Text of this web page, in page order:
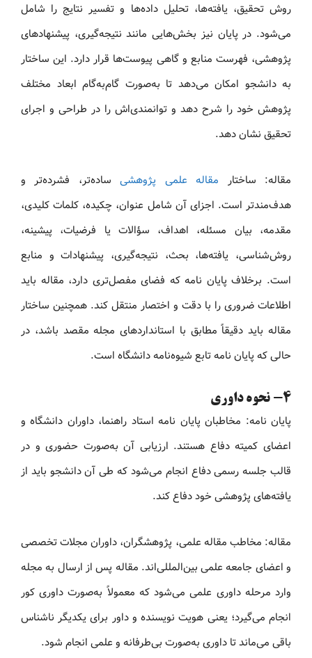
روش تحقیق، یافته‌ها، تحلیل داده‌ها و تفسیر نتایج را شامل
می‌شود. در پایان نیز بخش‌هایی مانند نتیجه‌گیری، پیشنهادهای
پژوهشی، فهرست منابع و گاهی پیوست‌ها قرار دارد. این ساختار
به دانشجو امکان می‌دهد تا به‌صورت گام‌به‌گام ابعاد مختلف
پژوهش خود را شرح دهد و توانمندی‌اش را در طراحی و اجرای
تحقیق نشان دهد.
مقاله: ساختار مقاله علمی پژوهشیساده‌تر، فشرده‌تر و
هدف‌مندتر است. اجزای آن شامل عنوان، چکیده، کلمات کلیدی،
مقدمه، بیان مسئله، اهداف، سؤالات یا فرضیات، پیشینه،
روش‌شناسی، یافته‌ها، بحث، نتیجه‌گیری، پیشنهادات و منابع
است. برخلاف پایان نامه که فضای مفصل‌تری دارد، مقاله باید
اطلاعات ضروری را با دقت و اختصار منتقل کند. همچنین ساختار
مقاله باید دقیقاً مطابق با استانداردهای مجله مقصد باشد، در
حالی که پایان نامه تابع شیوه‌نامه دانشگاه است.
4- نحوه داوری
پایان نامه: مخاطبان پایان نامه استاد راهنما، داوران دانشگاه و
اعضای کمیته دفاع هستند. ارزیابی آن به‌صورت حضوری و در
قالب جلسه رسمی دفاع انجام می‌شود که طی آن دانشجو باید از
یافته‌های پژوهشی خود دفاع کند.
مقاله: مخاطب مقاله علمی، پژوهشگران، داوران مجلات تخصصی
و اعضای جامعه علمی بین‌المللی‌اند. مقاله پس از ارسال به مجله
وارد مرحله داوری علمی می‌شود که معمولاً به‌صورت داوری کور
انجام می‌گیرد؛ یعنی هویت نویسنده و داور برای یکدیگر ناشناس
باقی می‌ماند تا داوری به‌صورت بی‌طرفانه و علمی انجام شود.